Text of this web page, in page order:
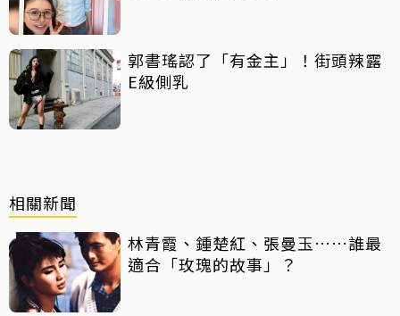
郭書瑤認了「有金主」！街頭辣露
E級側乳
相關新聞
林青霞、鍾楚紅、張曼玉……誰最
適合「玫瑰的故事」？